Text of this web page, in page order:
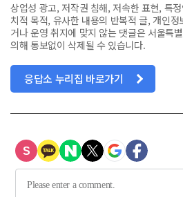
상업성 광고, 저작권 침해, 저속한 표현, 특
치적 목적, 유사한 내용의 반복적 글, 개인
거나 운영 취지에 맞지 않는 댓글은 서울특
의해 통보없이 삭제될 수 있습니다.
응답소 누리집 바로가기